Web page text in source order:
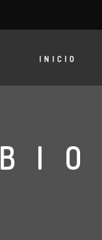
INICIO